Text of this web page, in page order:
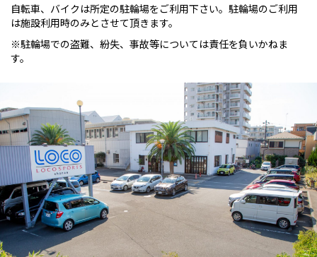
自転車、バイクは所定の駐輪場をご利用下さい。駐輪場のご利用
は施設利用時のみとさせて頂きます。
※駐輪場での盗難、紛失、事故等については責任を負いかねま
す。